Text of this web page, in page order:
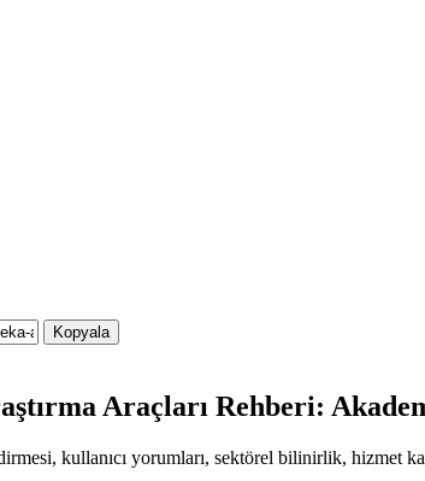
Kopyala
Araçları Rehberi:
kullanıcı yorumları, sektörel bilinirlik, hizmet